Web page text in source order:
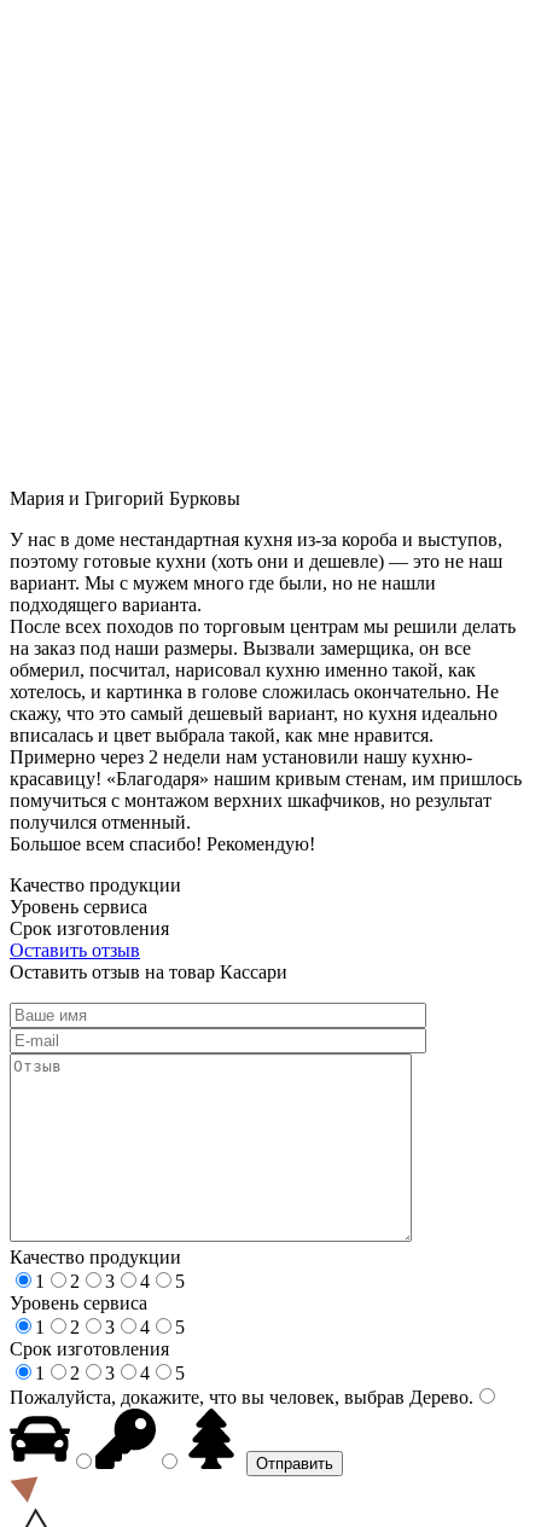
Мария и Григорий Бурковы
У нас в доме нестандартная кухня из-за короба и выступов,
поэтому готовые кухни (хоть они и дешевле) — это не наш
вариант. Мы с мужем много где были, но не нашли
подходящего варианта.
После всех походов по торговым центрам мы решили делать
на заказ под наши размеры. Вызвали замерщика, он все
обмерил, посчитал, нарисовал кухню именно такой, как
хотелось, и картинка в голове сложилась окончательно. Не
скажу, что это самый дешевый вариант, но кухня идеально
вписалась и цвет выбрала такой, как мне нравится.
Примерно через 2 недели нам установили нашу кухню-
красавицу! «Благодаря» нашим кривым стенам, им пришлось
помучиться с монтажом верхних шкафчиков, но результат
получился отменный.
Большое всем спасибо! Рекомендую!
Качество продукции
Уровень сервиса
Срок изготовления
Оставить отзыв
Оставить отзыв на товар Кассари
Качество продукции
1
2 3 4
5
Уровень сервиса
1
2 3 4
5
Срок изготовления
1
2 3 4
5
Пожалуйста, докажите, что вы человек, выбрав Дерево.